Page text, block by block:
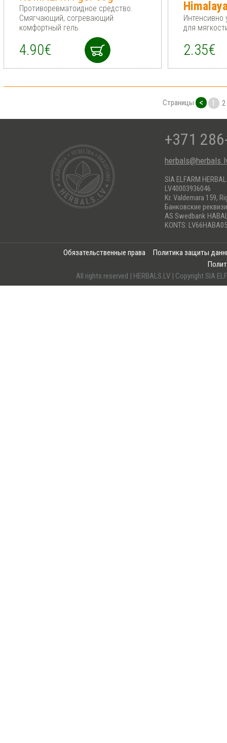
Противоревматоидное средство.
Смягчающий, согревающий
комфортный гель
4.90€
для
2.35€
Страницы < 1 2
+371
SIA ELFARM
LV40003936046
Kr. Valdemara 159,
Банковские
AS Swedbank
KONTS:
Обязательственные права
Политика защиты
All rights reserved | HERBALS.LV | Copyright SIA